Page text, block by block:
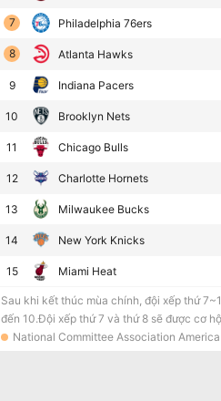
7 Philadelphia 76ers
8 Atlanta Hawks
9 Indiana Pacers
10 Brooklyn Nets
11 Chicago Bulls
12 Charlotte Hornets
13 Milwaukee Bucks
14 New York Knicks
15 Miami Heat
Sau khi kết thúc mùa chính, đội xếp thứ
đến 10.Đội xếp thứ 7 và thứ 8 sẽ được cơ
National Committee Association America